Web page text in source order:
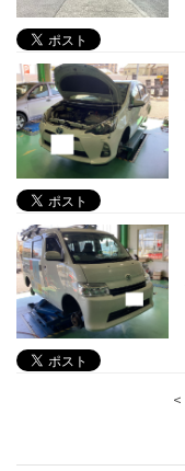
<